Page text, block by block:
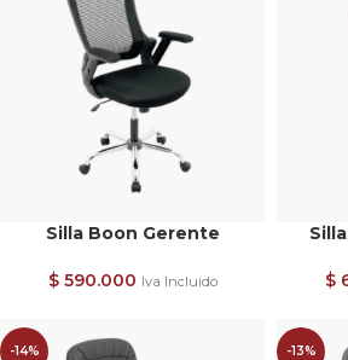
Silla Boon Gerente
$590.000 Iva Incluido $
-14% -13%